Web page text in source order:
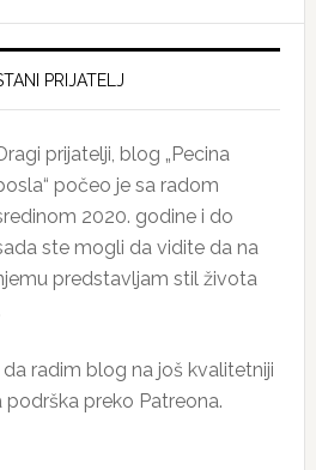
PRIJATELJ
prijatelji, blog „Pecina
počeo je sa radom
2020. godine i do
ste mogli da vidite da na
predstavljam stil života
radim blog na još kvalitetniji
preko Patreona.